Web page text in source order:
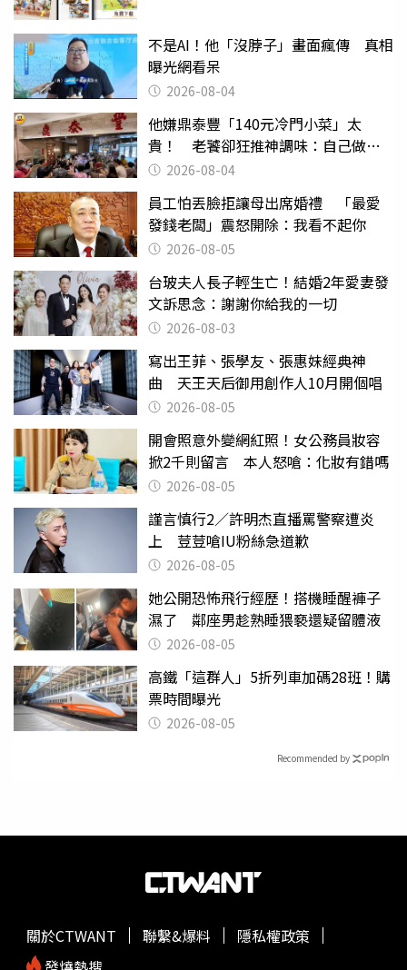
不是AI！他「沒脖子」畫面瘋傳 真相
曝光網看呆
2026-08-04
他嫌鼎泰豐「140元冷門小菜」太
貴！ 老饕卻狂推神調味：自己做不
出來2026-08-04
員工怕丟臉拒讓母出席婚禮 「最愛
發錢老闆」震怒開除：我看不起你
2026-08-05
台玻夫人長子輕生亡！結婚2年愛妻發
文訴思念：謝謝你給我的一切
2026-08-03
寫出王菲、張學友、張惠妹經典神
曲 天王天后御用創作人10月開個唱
2026-08-05
開會照意外變網紅照！女公務員妝容
掀2千則留言 本人怒嗆：化妝有錯嗎
2026-08-05
謹言慎行2／許明杰直播罵警察遭炎
上 荳荳嗆IU粉絲急道歉
2026-08-05
她公開恐怖飛行經歷！搭機睡醒褲子
濕了 鄰座男趁熟睡猥褻還疑留體液
2026-08-05
高鐵「這群人」5折列車加碼28班！購
票時間曝光
2026-08-05
Recommended by
關於CTWANT 聯繫&爆料
隱私權政策